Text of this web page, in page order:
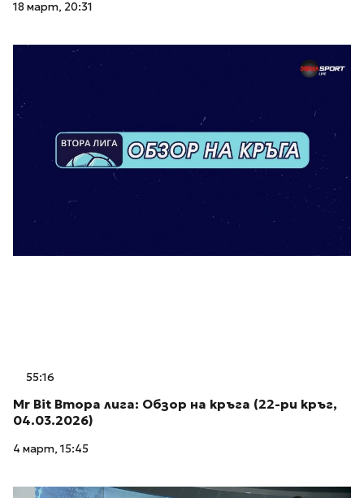
18 март, 20:31
55:16
Mr Bit Втора лига: Обзор на кръга (22-ри кръг,
04.03.2026)
4 март, 15:45